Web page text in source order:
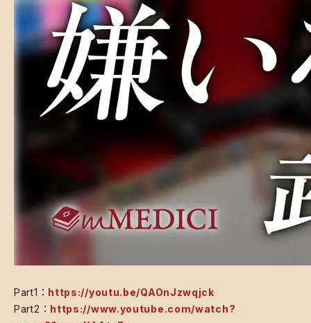
​Part1： https://youtu.be/QAOnJzwqjck
Part2： https://www.youtube.com/watch?